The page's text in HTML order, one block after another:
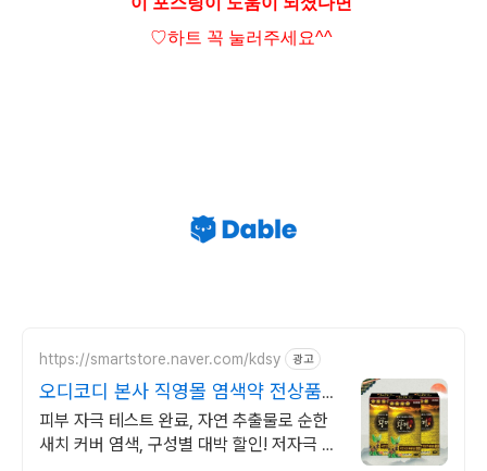
♡하트 꼭 눌러주세요^^
https://smartstore.naver.com/kdsy 광고
오디코디 본사 직영몰 염색약 전상품
무료배송
피부 자극 테스트 완료, 자연 추출물로 순한
새치 커버 염색, 구성별 대박 할인! 저자극 순